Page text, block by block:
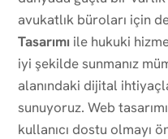
avukatlık büroları için
Tasarımı ile hukuki
iyi şekilde sunmanız
alanındaki dijital
sunuyoruz. Web
kullanıcı dostu olmayı